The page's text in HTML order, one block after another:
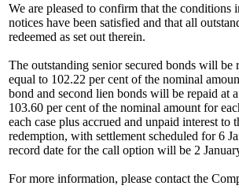
We are pleased to confirm that the conditions
notices have been satisfied and that all
redeemed as set out therein.
The outstanding senior secured bonds will be
equal to 102.22 per cent of the nominal
bond and second lien bonds will be repaid at
103.60 per cent of the nominal amount for
each case plus accrued and unpaid interest to
redemption, with settlement scheduled for 6
record date for the call option will be 2
For more information, please contact the